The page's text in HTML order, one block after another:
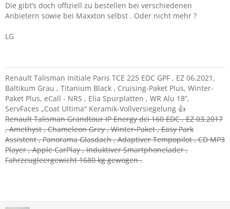
Die gibt’s doch offiziell zu bestellen bei verschiedenen
Anbietern sowie bei Maxxton selbst . Oder nicht mehr ?
LG
Renault Talisman Initiale Paris TCE 225 EDC GPF , EZ 06.2021,
Baltikum Grau , Titanium Black , Cruising-Paket Plus, Winter-
Paket Plus, eCall - NRS , Elia Spurplatten , WR Alu 18“,
ServFaces „Coat Ultima“ Keramik-Vollversiegelung 👍
Renault Talisman Grandtour IP Energy dci 160 EDC , EZ 03.2017
, Amethyst , Chameleon Grey , Winter-Paket , Easy Park
Assistent , Panorama Glasdach , Adaptiver Tempopilot , CD MP3
Player , Apple CarPlay , Induktiver Smartphonelader ,
Fahrzeugleergewicht 1680 kg gewogen .